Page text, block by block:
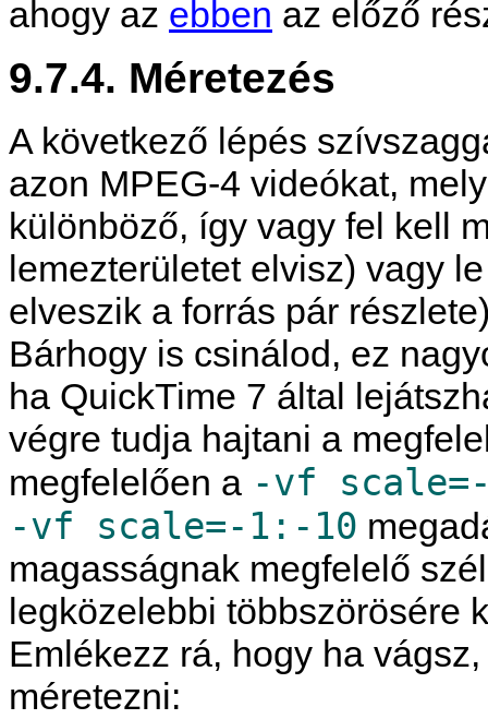
ahogy az ebben az előző
9.7.4. Méretezés
A következő lépés
azon MPEG-4 videókat,
különböző, így vagy fel kell
lemezterületet elvisz) vagy
elveszik a forrás pár
Bárhogy is csinálod, ez
ha QuickTime 7 által
végre tudja hajtani a
megfelelően a -vf
-vf scale=-1:-10
magasságnak megfelelő
legközelebbi többszörösére
Emlékezz rá, hogy ha
méretezni: